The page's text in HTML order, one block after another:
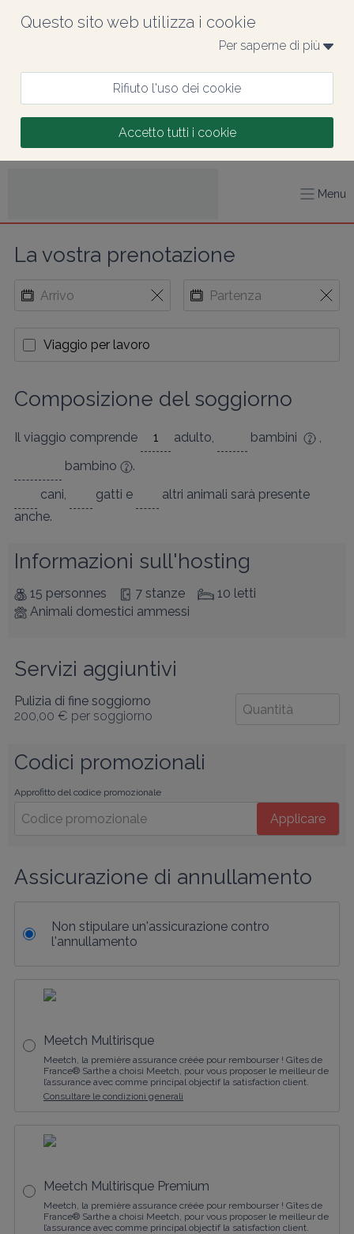
Questo sito web utilizza i cookie
Per saperne di più
Rifiuto l'uso dei cookie
Accetto tutti i cookie
Menu
La vostra prenotazione
Viaggio per lavoro
Composizione del soggiorno
Il viaggio comprende adulto, bambini
,
bambino
.
cani, gatti e altri animali sarà presente
anche.
Informazioni sull'hosting
15 personnes 7 stanze
10 letti
Animali domestici ammessi
Servizi aggiuntivi
Pulizia di fine soggiorno
200,00 € per soggiorno
Codici promozionali
Approfitto del codice promozionale
Applicare
Assicurazione di annullamento
Non stipulare un'assicurazione contro
l'annullamento
Meetch Multirisque
Meetch, la première assurance créée pour rembourser ! Gîtes de
France® Sarthe a choisi Meetch, pour vous proposer le meilleur de
l’assurance avec comme principal objectif la satisfaction client.
Consultare le condizioni generali
Meetch Multirisque Premium
Meetch, la première assurance créée pour rembourser ! Gîtes de
France® Sarthe a choisi Meetch, pour vous proposer le meilleur de
l’assurance avec comme principal objectif la satisfaction client.